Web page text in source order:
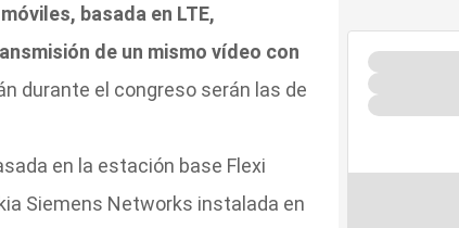
basada en LTE,
de un mismo vídeo con
durante el congreso serán las de
en la estación base Flexi
Siemens Networks instalada en